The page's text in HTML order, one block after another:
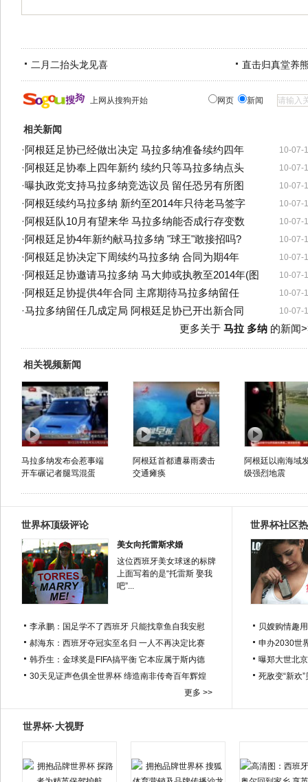
二月二抬头龙见喜 直击归真堂养
上网从搜狗开始 网页 新闻
相关新闻
10-07-
·阿根廷足协已经做出决定 马拉多纳准备续约四年
10-07-
·阿根廷足协奉上四年新约 续约只等马拉多纳点头
10-07-
·曝执政党支持马拉多纳竞选议员 留任恐另有所图
10-07-
·阿根廷续约马拉多纳 新约至2014年只待老马签字
10-07-
·阿根廷队10月有望来华 马拉多纳能否成行存变数
10-07-
·阿根廷足协4年新约献马拉多纳 "球王"敢接招吗?
10-07-
·阿根廷足协决定下周续约马拉多纳 合同为期4年
10-07-
·阿根廷足协邀请马拉多纳 马大帅或执教至2014年(图
10-07-
·阿根廷足协提供4年合同 主席期待马拉多纳留任
10-07-
·马拉多纳留任几成定局 阿根廷足协已开出新合同
更多关于 马拉 多纳的新闻
相关视频新闻
马拉多纳发布会惹事端
开车碾记者腿骂混蛋
阿根廷首都遭暴雨袭击
交通瘫痪
阿根廷以南海域
级强烈地震
世界杯顶级评论
美女向托雷斯求婚
这位西班牙美女球迷的标牌
上面写着的是“托雷斯 娶我
吧”...
李承鹏：国足学不了西班牙 只能找章鱼自我安慰
郝海东：西班牙夺冠实至名归 一人不再决定比赛
韩乔生：金球奖是FIFA搞平衡 它本应属于斯内德
30天见证声色俱全世界杯 缔造南非传奇百年辉煌
更多 >>
世界杯社区
贝嫂购情趣
申办2030世
曝郑大世北
死敌变“新欢
世界杯·大视野